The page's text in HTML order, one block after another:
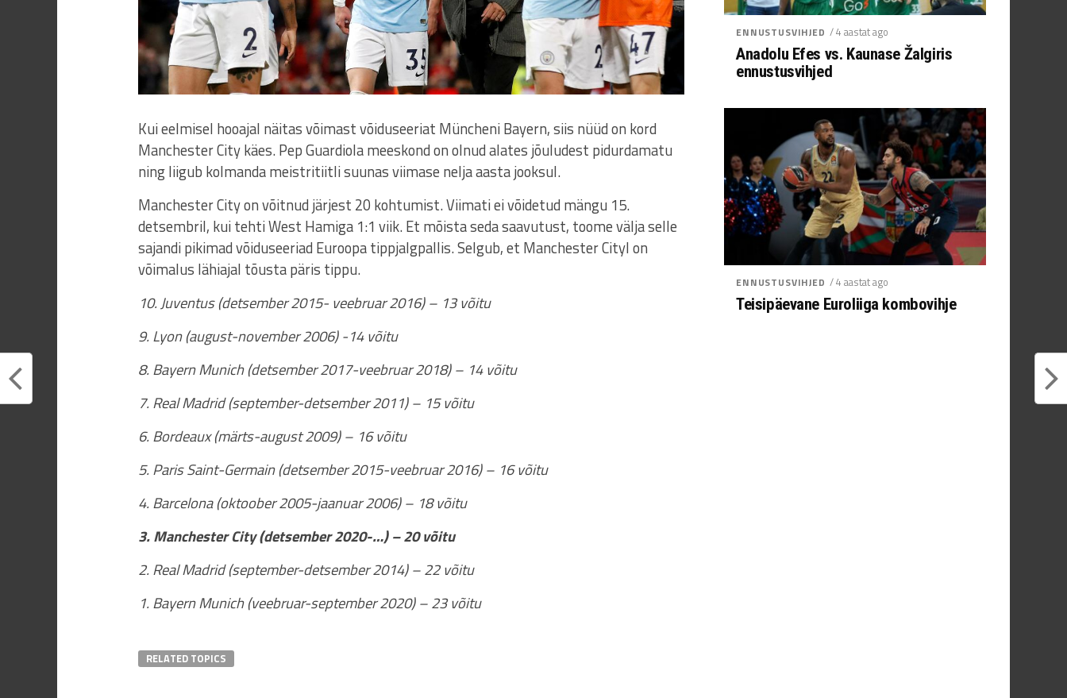
Kui eelmisel hooajal näitas võimast võiduseeriat Müncheni Bayern, siis nüüd on kord
Manchester City käes. Pep Guardiola meeskond on olnud alates jõuludest pidurdamatu
ning liigub kolmanda meistritiitli suunas viimase nelja aasta jooksul.
Manchester City on võitnud järjest 20 kohtumist. Viimati ei võidetud mängu 15.
detsembril, kui tehti West Hamiga 1:1 viik. Et mõista seda saavutust, toome välja selle
sajandi pikimad võiduseeriad Euroopa tippjalgpallis. Selgub, et Manchester Cityl on
võimalus lähiajal tõusta päris tippu.
10. Juventus (detsember 2015- veebruar 2016) – 13 võitu
9. Lyon (august-november 2006) -14 võitu
8. Bayern Munich (detsember 2017-veebruar 2018) – 14 võitu
7. Real Madrid (september-detsember 2011) – 15 võitu
6. Bordeaux (märts-august 2009) – 16 võitu
5. Paris Saint-Germain (detsember 2015-veebruar 2016) – 16 võitu
4. Barcelona (oktoober 2005-jaanuar 2006) – 18 võitu
3. Manchester City (detsember 2020-…) – 20 võitu
2. Real Madrid (september-detsember 2014) – 22 võitu
1. Bayern Munich (veebruar-september 2020) – 23 võitu
RELATED TOPICS
ENNUSTUSVIHJED / 4 aastat ago
Anadolu Efes vs. Kaunase Žalgiris
ennustusvihjed
ENNUSTUSVIHJED / 4 aastat ago
Teisipäevane Euroliiga kombovihje